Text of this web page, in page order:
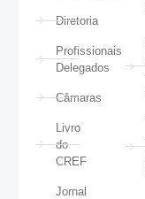
Diretoria
Profissionais
Delegados
Câmaras
Livro
do
CREF
Jornal